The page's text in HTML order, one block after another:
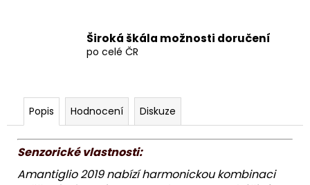
Široká škála možnosti doručení
po celé ČR
Popis Hodnocení Diskuze
Senzorickévlastnosti:
Amantiglio 2019 nabízí harmonickou kombinaci